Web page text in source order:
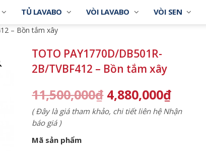
TỦ LAVABO VÒI LAVABO VÒI SEN
– Bồn tắm xây
TOTO PAY1770D/DB501R-
2B/TVBF412 – Bồn tắm xây
11,500,000₫ 4,880,000₫
( Đây là giá tham khảo, chi tiết liên hệ Nhận
báo giá )
Mã sản phẩm